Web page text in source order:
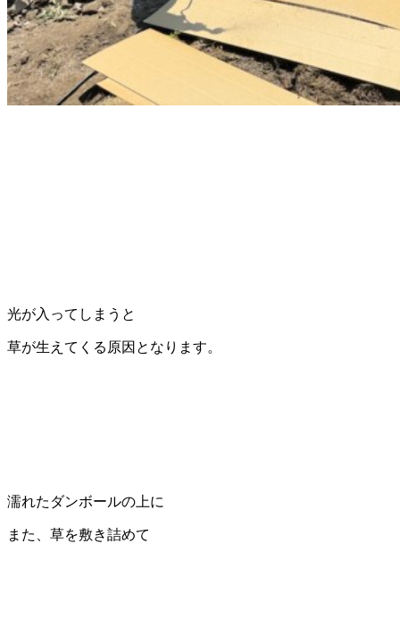
光が入ってしまうと
草が生えてくる原因となります。
濡れたダンボールの上に
また、草を敷き詰めて